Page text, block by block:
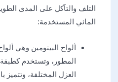
التلف والتآكل على المدى
المائي المستخدمة:
ألواح البيتومين وهي
المطور، وتستخدم
العزل المختلفة، وتتميز